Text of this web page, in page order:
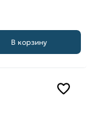
В корзину